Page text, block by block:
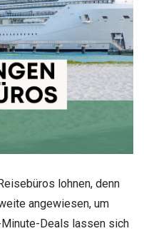
lohnen, denn
angewiesen, um
Deals lassen sich